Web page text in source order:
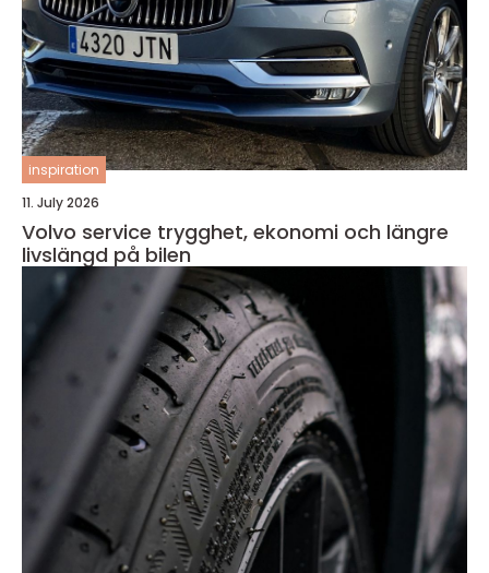
inspiration
11. July 2026
Volvo service trygghet, ekonomi och längre
livslängd på bilen